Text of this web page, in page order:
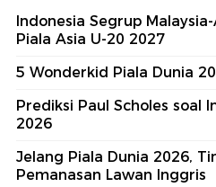
Indonesia Segrup
Piala Asia U-20 2027
5 Wonderkid Piala Dunia
Prediksi Paul Scholes soal
2026
Jelang Piala Dunia 2026,
Pemanasan Lawan Inggris